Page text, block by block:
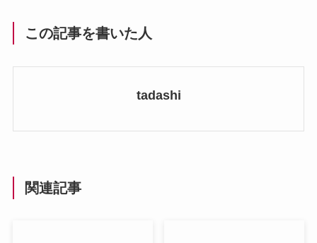
この記事を書いた人
tadashi
関連記事